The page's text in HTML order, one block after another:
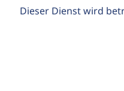
Dieser Dienst wird